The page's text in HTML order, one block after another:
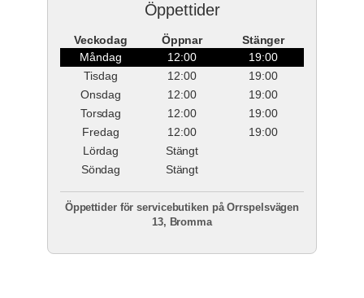
Öppettider
Veckodag Öppnar
Stänger
Måndag
12:00
19:00
Tisdag
12:00
19:00
Onsdag
12:00
19:00
Torsdag
12:00
19:00
Fredag
12:00
19:00
Lördag
Stängt
Söndag
Stängt
Öppettider för servicebutiken på Orrspelsvägen
13, Bromma